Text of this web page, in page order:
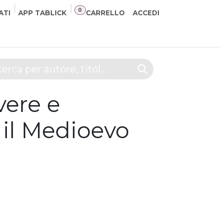
APP TABLICK CARRELLO
0 ACCEDI
e
Medioevo